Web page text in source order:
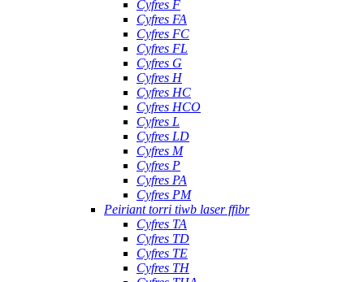
Cyfres F
Cyfres FA
Cyfres FC
Cyfres FL
Cyfres G
Cyfres H
Cyfres HC
Cyfres HCO
Cyfres L
Cyfres LD
Cyfres M
Cyfres P
Cyfres PA
Cyfres PM
Peiriant torri tiwb laser ffibr
Cyfres TA
Cyfres TD
Cyfres TE
Cyfres TH